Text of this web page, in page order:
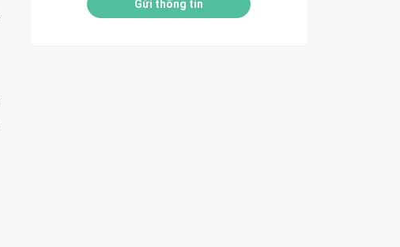
Gửi thông tin